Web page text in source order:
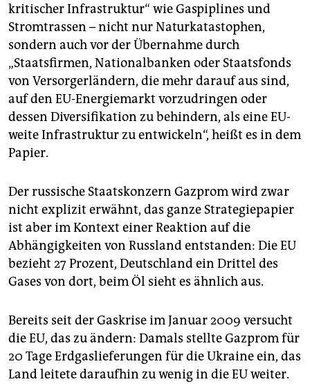
kritischer Infrastruktur“ wie Gaspiplines und
Stromtrassen – nicht nur Naturkatastophen,
sondern auch vor der Übernahme durch
„Staatsfirmen, Nationalbanken oder Staatsfonds
von Versorgerländern, die mehr darauf aus sind,
auf den EU-Energiemarkt vorzudringen oder
dessen Diversifikation zu behindern, als eine EU-
weite Infrastruktur zu entwickeln“, heißt es in dem
Papier.
Der russische Staatskonzern Gazprom wird zwar
nicht explizit erwähnt, das ganze Strategiepapier
ist aber im Kontext einer Reaktion auf die
Abhängigkeiten von Russland entstanden: Die EU
bezieht 27 Prozent, Deutschland ein Drittel des
Gases von dort, beim Öl sieht es ähnlich aus.
Bereits seit der Gaskrise im Januar 2009 versucht
die EU, das zu ändern: Damals stellte Gazprom für
20 Tage Erdgaslieferungen für die Ukraine ein, das
Land leitete daraufhin zu wenig in die EU weiter.